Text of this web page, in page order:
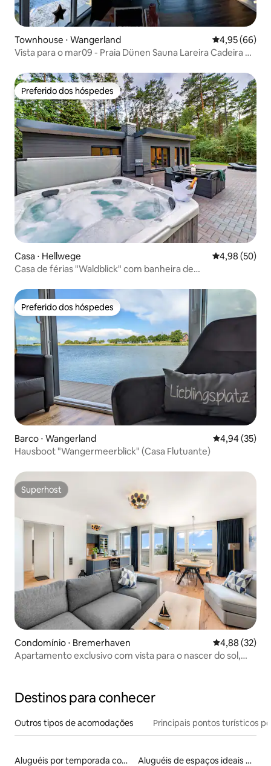
Townhouse ⋅ Wangerland 4,95 de uma
4,95 (66)
Vista para o mar09 - Praia Dünen Sauna Lareira Cadeira de
Preferido dos hóspedes
Preferido dos hóspedes
Casa ⋅ Hellwege 4,98 de uma
4,98 (50)
Casa de férias "Waldblick" com banheira de
Preferido dos hóspedes
Preferido dos hóspedes
Barco ⋅ Wangerland 4,94 de uma
4,94 (35)
Hausboot "Wangermeerblick" (Casa Flutuante)
Superhost
Superhost
Condomínio ⋅ Bremerhaven 4,88 de uma
4,88 (32)
Apartamento exclusivo com vista para o nascer do sol,
Destinos para conhecer
Outros tipos de acomodações Principais pontos turísticos
Aluguéis por temporada com acesso à praia
Aluguéis de espaços ideais para famílias